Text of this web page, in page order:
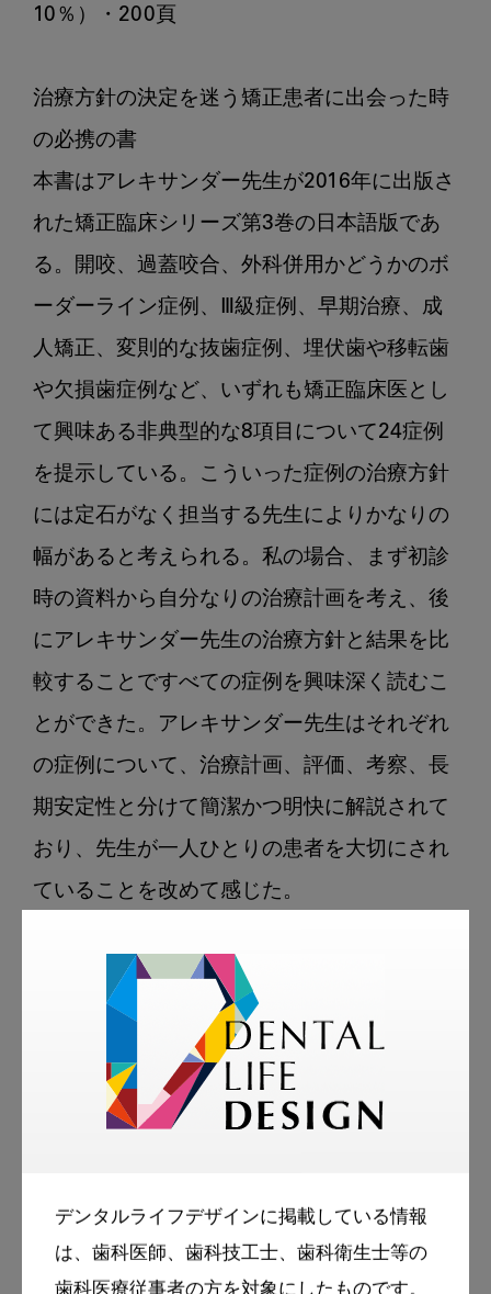
デンタルライフデザインに掲載している情報
は、歯科医師、歯科技工士、歯科衛生士等の
10％）・200頁
治療方針の決定を迷う矯正患者に出会った時
の必携の書
本書はアレキサンダー先生が2016年に出版さ
れた矯正臨床シリーズ第3巻の日本語版であ
る。開咬、過蓋咬合、外科併用かどうかのボ
ーダーライン症例、Ⅲ級症例、早期治療、成
人矯正、変則的な抜歯症例、埋伏歯や移転歯
や欠損歯症例など、いずれも矯正臨床医とし
て興味ある非典型的な8項目について24症例
を提示している。こういった症例の治療方針
には定石がなく担当する先生によりかなりの
幅があると考えられる。私の場合、まず初診
時の資料から自分なりの治療計画を考え、後
にアレキサンダー先生の治療方針と結果を比
較することですべての症例を興味深く読むこ
とができた。アレキサンダー先生はそれぞれ
の症例について、治療計画、評価、考察、長
期安定性と分けて簡潔かつ明快に解説されて
おり、先生が一人ひとりの患者を大切にされ
ていることを改めて感じた。
で、非典型的な症例に出会ったとき、類似し
た症例を参考に診断したり患者さんの説明に
活用することができる。前著の「アレキサン
ダーディシプリン20の原則」および「アレキ
ちろん、されない先生方にも日々の臨床に大
いに役立つと確信する一冊である。